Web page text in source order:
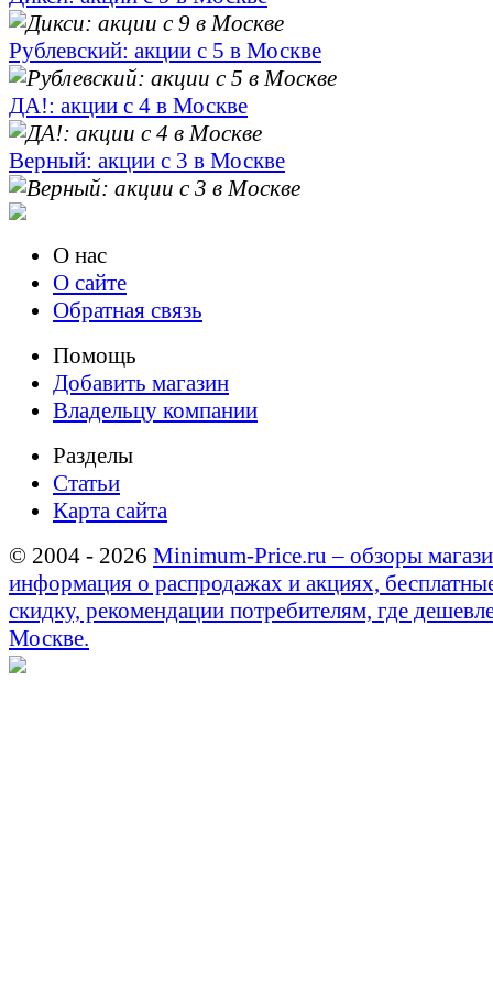
Рублевский: акции с 5 в Москве
ДА!: акции с 4 в Москве
Верный: акции с 3 в Москве
О нас
О сайте
Обратная связь
Помощь
Добавить магазин
Владельцу компании
Разделы
Статьи
Карта сайта
© 2004 - 2026 Minimum-Price.ru – обзоры
информация о распродажах и акциях,
скидку, рекомендации потребителям, где
Москве.